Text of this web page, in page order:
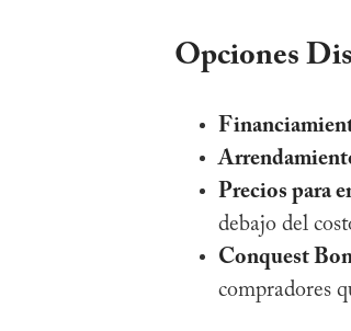
Opciones
Precios para
debajo del
Conquest
compradores